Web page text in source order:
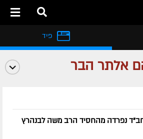
אלתר הבר
נפרדה מהחסיד הרב משה לבנהרץ